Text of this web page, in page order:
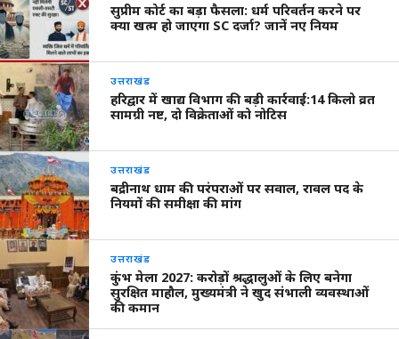
सुप्रीम कोर्ट का बड़ा फैसला: धर्म परिवर्तन करने पर
क्या खत्म हो जाएगा SC दर्जा? जानें नए नियम
उत्तराखंड
हरिद्वार में खाद्य विभाग की बड़ी कार्रवाई:14 किलो व्रत
सामग्री नष्ट, दो विक्रेताओं को नोटिस
उत्तराखंड
बद्रीनाथ धाम की परंपराओं पर सवाल, रावल पद के
नियमों की समीक्षा की मांग
उत्तराखंड
कुंभ मेला 2027: करोड़ों श्रद्धालुओं के लिए बनेगा
सुरक्षित माहौल, मुख्यमंत्री ने खुद संभाली व्यवस्थाओं
की कमान